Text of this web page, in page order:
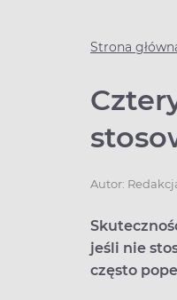
Strona
Autor:
jeśli nie
często